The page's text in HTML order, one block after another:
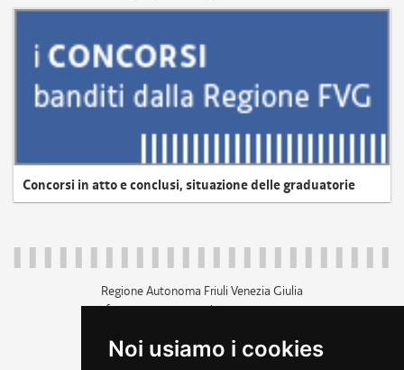
Noi usiamo i cookies
Concorsi in atto e conclusi, situazione delle graduatorie
Regione Autonoma Friuli Venezia Giulia
c.f. 80014930327; p.iva 00526040324
+39 040 3771111